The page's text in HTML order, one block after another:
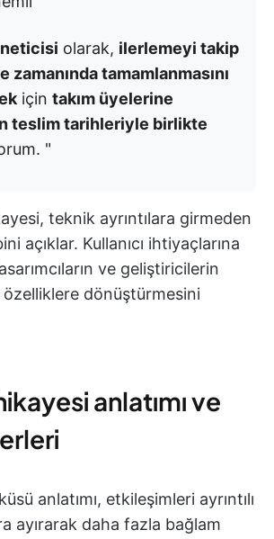
olarak, ilerlemeyi takip
zamanında tamamlanmasını
için takım üyelerine
teslim tarihleriyle birlikte
"
teknik ayrıntılara girmeden
açıklar. Kullanıcı ihtiyaçlarına
ve geliştiricilerin
özelliklere dönüştürmesini
anlatımı ve
anlatımı, etkileşimleri ayrıntılı
ayırarak daha fazla bağlam